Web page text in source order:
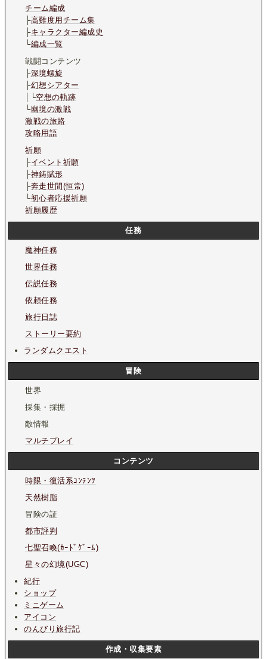
チーム編成
├高難度用チーム集
├キャラクター編成史
└編成一覧
戦闘コンテンツ
├深境螺旋
├幻想シアター
│└空想の軌跡
└幽境の激戦
激戦の旅路
攻略用語
祈願
├イベント祈願
├神鋳賦形
├奔走世間(恒常)
└初心者応援祈願
祈願履歴
任務
魔神任務
世界任務
伝説任務
依頼任務
旅行日誌
ストーリー要約
ランダムクエスト
冒険
世界
採集・採掘
敵情報
マルチプレイ
コンテンツ
時限・復活系ｺﾝﾃﾝﾂ
天然樹脂
冒険の証
都市評判
七聖召喚(ｶｰﾄﾞｹﾞｰﾑ)
星々の幻境(UGC)
紀行
ショップ
ミニゲーム
アイコン
のんびり旅行記
作成・収集要素